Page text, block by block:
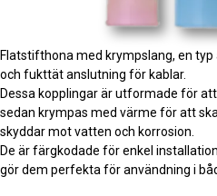
Flatstifthona med krympslang, en
och fukttät anslutning för kablar.
Dessa kopplingar är utformade för
sedan krympas med värme för att
skyddar mot vatten och korrosion.
De är färgkodade för enkel
gör dem perfekta för användning i